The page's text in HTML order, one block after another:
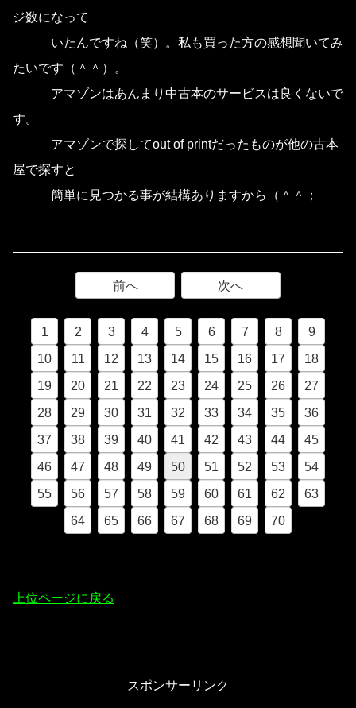
ジ数になって
いたんですね（笑）。私も買った方の感想聞いてみ
たいです（＾＾）。
アマゾンはあんまり中古本のサービスは良くないで
す。
アマゾンで探してout of printだったものが他の古本
屋で探すと
簡単に見つかる事が結構ありますから（＾＾；
前へ 次へ
1 2 3 4 5 6 7 8
9
10
11 12 13 14 15 16 17
18
19
20 21 22 23 24 25 26
27
28
29 30 31 32 33 34 35
36
37
38 39 40 41 42 43 44
45
46
47 48 49 50 51 52 53
54
55
56 57 58 59 60 61 62
63
64
65 66 67 68 69 70
上位ページに戻る
スポンサーリンク